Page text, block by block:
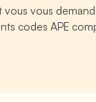
vous
codes APE